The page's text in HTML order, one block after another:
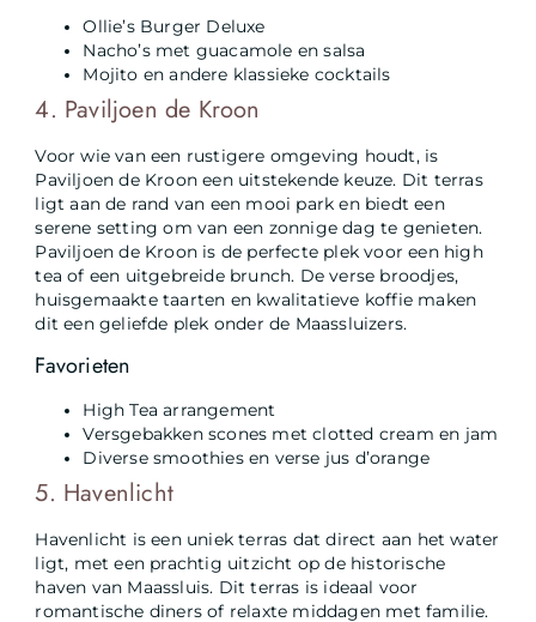
Ollie’s Burger Deluxe
Nacho’s met guacamole en salsa
Mojito en andere klassieke cocktails
4. Paviljoen de Kroon
Voor wie van een rustigere omgeving houdt, is
Paviljoen de Kroon een uitstekende keuze. Dit terras
ligt aan de rand van een mooi park en biedt een
serene setting om van een zonnige dag te genieten.
Paviljoen de Kroon is de perfecte plek voor een high
tea of een uitgebreide brunch. De verse broodjes,
huisgemaakte taarten en kwalitatieve koffie maken
dit een geliefde plek onder de Maassluizers.
Favorieten
High Tea arrangement
Versgebakken scones met clotted cream en jam
Diverse smoothies en verse jus d’orange
5. Havenlicht
Havenlicht is een uniek terras dat direct aan het water
ligt, met een prachtig uitzicht op de historische
haven van Maassluis. Dit terras is ideaal voor
romantische diners of relaxte middagen met familie.